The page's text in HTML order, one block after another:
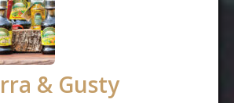
& Gusty